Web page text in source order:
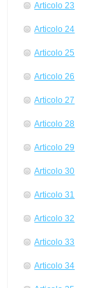
Articolo 23
Articolo 24
Articolo 25
Articolo 26
Articolo 27
Articolo 28
Articolo 29
Articolo 30
Articolo 31
Articolo 32
Articolo 33
Articolo 34